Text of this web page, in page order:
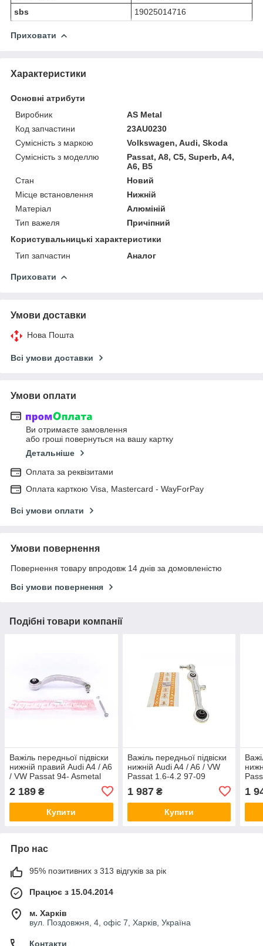
sbs
19025014716
Приховати
Характеристики
Основні атрибути
Виробник
AS Metal
Код запчастини
23AU0230
Сумісність з маркою
Volkswagen, Audi, Skoda
Сумісність з моделлю
Passat, A8, C5, Superb, A4,
A6, B5
Стан
Новий
Місце встановлення
Нижній
Матеріал
Алюміній
Тип важеля
Причіпний
Користувальницькі характеристики
Тип запчастин
Аналог
Приховати
Умови доставки
Нова Пошта
Всі умови доставки
Умови оплати
Ви отримаєте замовлення
або гроші повернуться на вашу картку
Детальніше
Оплата за реквізитами
Оплата карткою Visa, Mastercard - WayForPay
Всі умови оплати
Умови повернення
Повернення товару впродовж 14 днів за домовленістю
Всі умови повернення
Подібні товари компанії
Важіль передньої підвіски
нижній правий Audi A4 / A6
/ VW Passat 94- Asmetal
2 189 ₴
Купити
Важіль передньої підвіски
нижній Audi A4 / A6 / VW
Passat 1.6-4.2 97-09
1 987₴
Купити
1
Про нас
95% позитивних з 313 відгуків за рік
Працює з 15.04.2014
м. Харків
вул. Поздовжня, 4, офіс 7, Харків, Україна
Контакти